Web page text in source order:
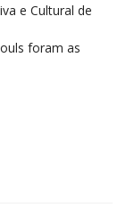
e Cultural de
foram as